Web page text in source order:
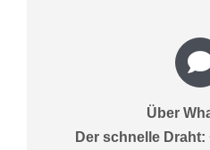
Über
Der schnelle Draht: